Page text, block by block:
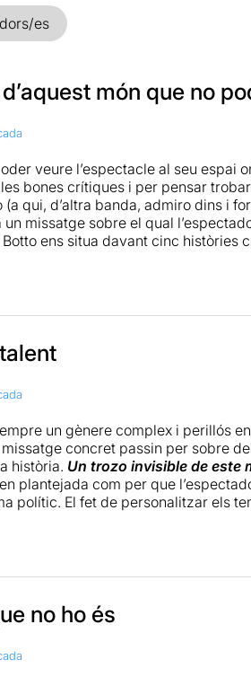
es
món que no
veure l’espectacle al seu espai
bones crítiques i per pensar
qui, d’altra banda, admiro dins i
missatge sobre el qual
ens situa davant cinc històries
interpretatiu d’un Botto que et
del director, Sergio Peris-Mencheta
massa necessària.
un gènere complex i perillós
concret passin per sobre
història. Un trozo invisible de este
plantejada com per que
polític. El fet de personalitzar els
i aterridors segons
Botto però també d'
La direcció deSergio Peris-
obstant, el ritme no és perfecte i
sencer. Afortunadament, la darrera
perdut pel camí, fent que
dit nosaltres mateixos.
no ho és